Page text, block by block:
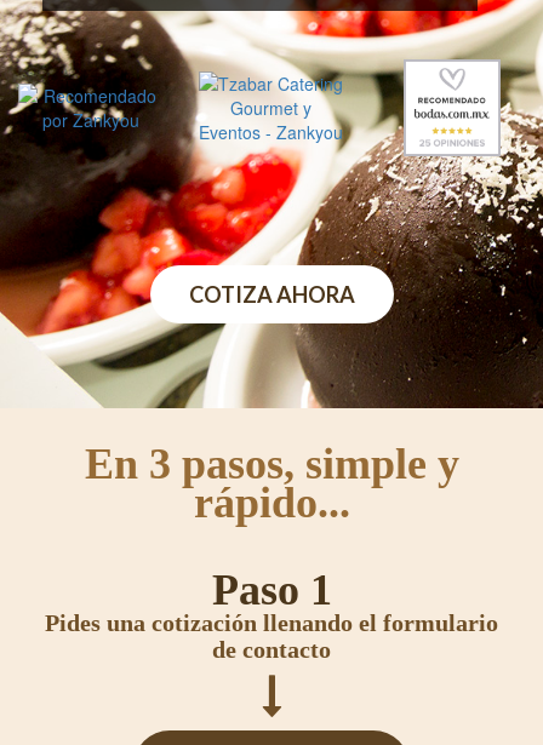
COTIZA AHORA
En 3 pasos, simple y
rápido...
Paso 1
Pides una cotización llenando el formulario
de contacto
